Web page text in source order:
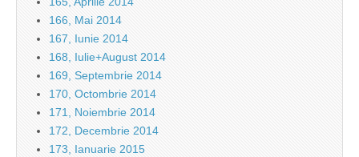
166, Mai 2014
167, Iunie 2014
168, Iulie+August 2014
169, Septembrie 2014
170, Octombrie 2014
171, Noiembrie 2014
172, Decembrie 2014
173, Ianuarie 2015